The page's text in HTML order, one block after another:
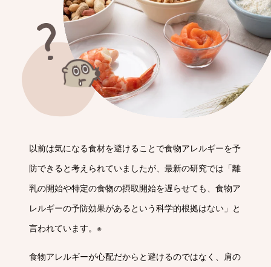
以前は気になる食材を避けることで食物アレルギーを予
防できると考えられていましたが、最新の研究では「離
乳の開始や特定の食物の摂取開始を遅らせても、食物ア
レルギーの予防効果があるという科学的根拠はない」と
言われています。※
食物アレルギーが心配だからと避けるのではなく、肩の